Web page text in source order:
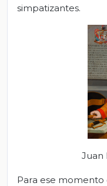
simpatizantes.
Juan
Para ese momento